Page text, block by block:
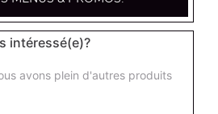
intéressé(e)?
avons plein d'autres produits